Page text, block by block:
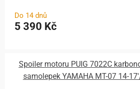
Do 14 dnů
5 390 Kč
Spoiler motoru PUIG 7022C
samolepek YAMAHA MT-07 14-